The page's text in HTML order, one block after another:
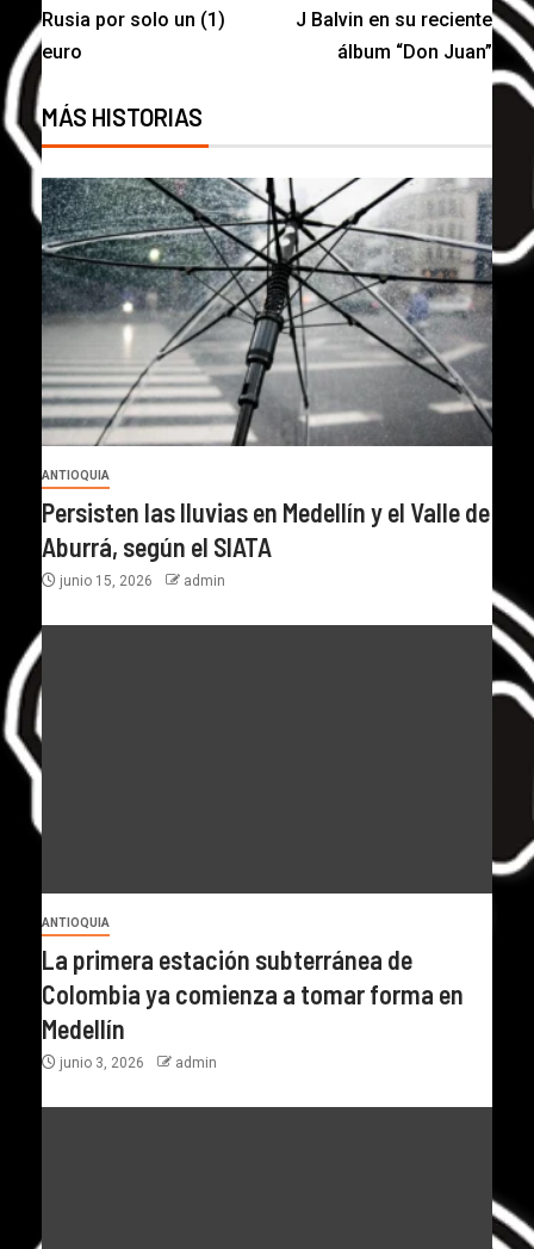
Rusia por solo un (1)
euro
J Balvin en su reciente
álbum “Don Juan”
MÁS HISTORIAS
ANTIOQUIA
Persisten las lluvias en Medellín y el Valle de
Aburrá, según el SIATA
junio 15, 2026 admin
ANTIOQUIA
La primera estación subterránea de
Colombia ya comienza a tomar forma en
Medellín
junio 3, 2026 admin